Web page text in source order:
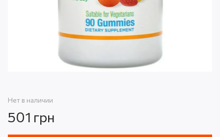
Нет в наличии
501 грн